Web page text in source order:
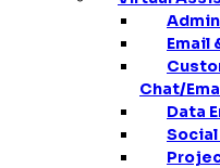
Email
Chat/
Data